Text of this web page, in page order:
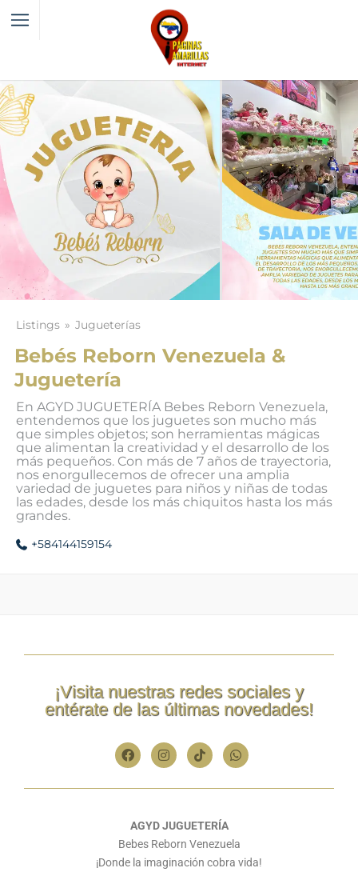
Listings Jugueterías
Bebés Reborn Venezuela &
Juguetería
En AGYD JUGUETERÍA Bebes Reborn Venezuela,
entendemos que los juguetes son mucho más
que simples objetos; son herramientas mágicas
que alimentan la creatividad y el desarrollo de los
más pequeños. Con más de 7 años de trayectoria,
nos enorgullecemos de ofrecer una amplia
variedad de juguetes para niños y niñas de todas
las edades, desde los más chiquitos hasta los más
grandes.
+584144159154
¡Visita nuestras redes sociales y
entérate de las últimas novedades!
AGYD JUGUETERÍA
Bebes Reborn Venezuela
¡Donde la imaginación cobra vida!